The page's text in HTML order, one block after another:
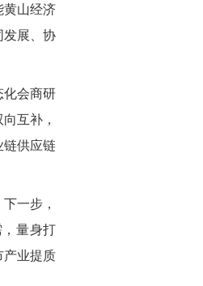
黄山经济
发展、协
化会商研
互补，
链供应链
一步，
量身打
产业提质